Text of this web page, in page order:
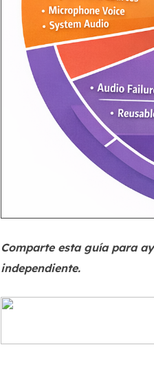
Comparte esta guía para
independiente.